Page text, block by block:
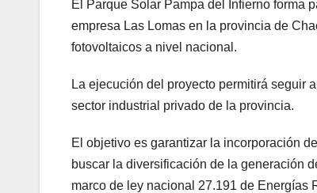
El Parque Solar Pampa del Infierno forma
empresa Las Lomas en la provincia de
fotovoltaicos a nivel nacional.
La ejecución del proyecto permitirá seguir
sector industrial privado de la provincia.
El objetivo es garantizar la incorporación
buscar la diversificación de la generación
marco de ley nacional 27.191 de Energías